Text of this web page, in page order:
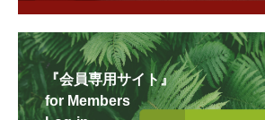
『会員専用サイト』
for Members